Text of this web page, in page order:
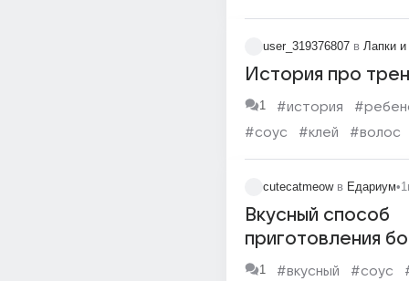
user_319376807 в Лапки
История про
1 #история
#соус
#клей
#волос
#человечество
cutecatmeowв Едариум•
Вкусный способ
приготовления
1 #вкусный #соус